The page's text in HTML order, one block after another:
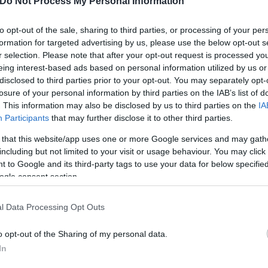
opt-out of the sale, sharing to third parties, or processing of your
for targeted advertising by us, please use the below opt-out
selection. Please note that after your opt-out request is processed
interest-based ads based on personal information utilized by us
to third parties prior to your opt-out. You may separately
of your personal information by third parties on the IAB’s list of
This information may also be disclosed by us to third parties on the
Participants that may further disclose it to other third parties.
that this website/app uses one or more Google services and may
but not limited to your visit or usage behaviour. You may
to Google and its third-party tags to use your data for below
consent section.
Data Processing Opt Outs
opt-out of the Sharing of my personal data.
Κανάβεραλ της Φλόριντα είχε
ώρα), εντούτοις αναβλήθηκε καθώς
εγκαίρως.